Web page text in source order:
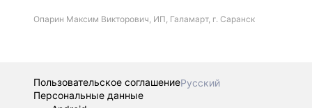
Опарин Максим Викторович, ИП, Галамарт, г. Саранск
Пользовательское соглашениеРусский
Персональные данные